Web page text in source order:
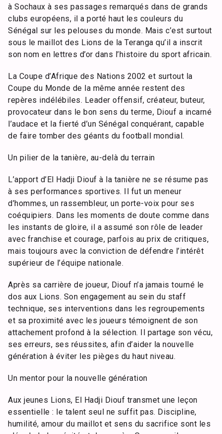
à Sochaux à ses passages remarqués dans de grands
clubs européens, il a porté haut les couleurs du
Sénégal sur les pelouses du monde. Mais c’est surtout
sous le maillot des Lions de la Teranga qu’il a inscrit
son nom en lettres d’or dans l’histoire du sport africain.
La Coupe d’Afrique des Nations 2002 et surtout la
Coupe du Monde de la même année restent des
repères indélébiles. Leader offensif, créateur, buteur,
provocateur dans le bon sens du terme, Diouf a incarné
l’audace et la fierté d’un Sénégal conquérant, capable
de faire tomber des géants du football mondial.
Un pilier de la tanière, au-delà du terrain
L’apport d’El Hadji Diouf à la tanière ne se résume pas
à ses performances sportives. Il fut un meneur
d’hommes, un rassembleur, un porte-voix pour ses
coéquipiers. Dans les moments de doute comme dans
les instants de gloire, il a assumé son rôle de leader
avec franchise et courage, parfois au prix de critiques,
mais toujours avec la conviction de défendre l’intérêt
supérieur de l’équipe nationale.
Après sa carrière de joueur, Diouf n’a jamais tourné le
dos aux Lions. Son engagement au sein du staff
technique, ses interventions dans les regroupements
et sa proximité avec les joueurs témoignent de son
attachement profond à la sélection. Il partage son vécu,
ses erreurs, ses réussites, afin d’aider la nouvelle
génération à éviter les pièges du haut niveau.
Un mentor pour la nouvelle génération
Aux jeunes Lions, El Hadji Diouf transmet une leçon
essentielle : le talent seul ne suffit pas. Discipline,
humilité, amour du maillot et sens du sacrifice sont les